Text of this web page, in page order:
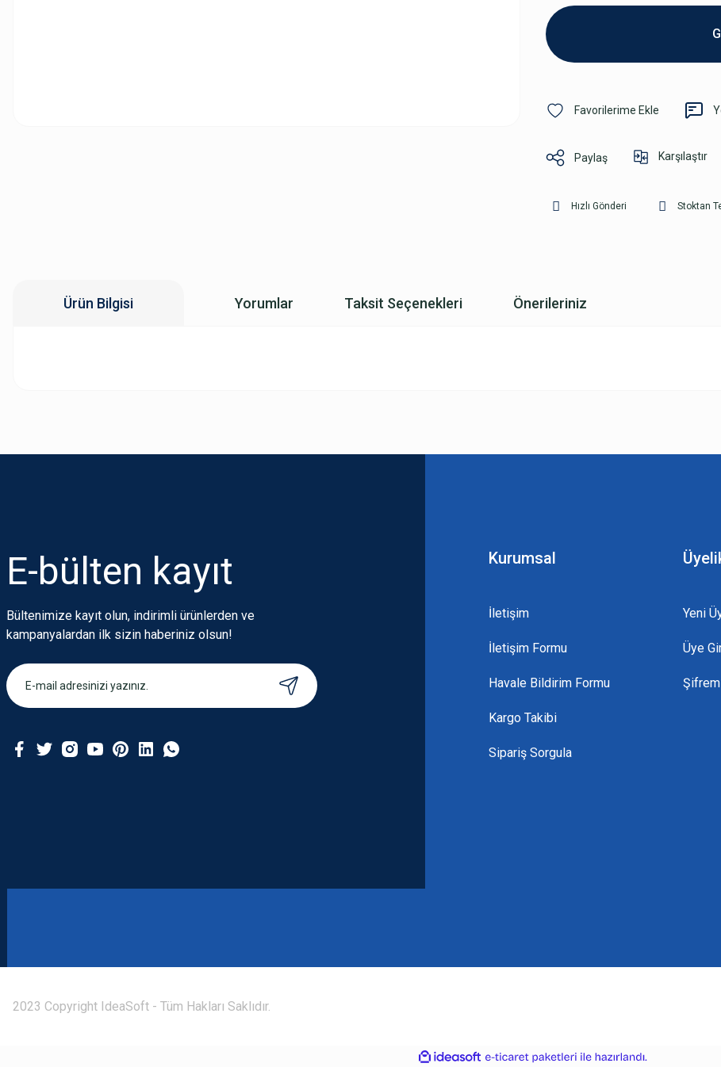
Paylaş Karşılaştır
Hızlı Gönderi Stoktan
Ürün Bilgisi Yorumlar Taksit Seçenekleri Önerileriniz
Bu ürüne ilk yorumu siz yapın!
Bu ürüne benzer farklı alternatifler olmalı.
Gönder
E-bülten kayıt
Bültenimize kayıt olun, indirimli ürünlerden ve
kampanyalardan ilk sizin haberiniz olsun!
Kurumsal
İletişim
İletişim Formu
Havale Bildirim Formu
Kargo Takibi
Sipariş Sorgula
Yeni
Üye
2023 Copyright IdeaSoft - Tüm Hakları Saklıdır.
ideasoft
e-